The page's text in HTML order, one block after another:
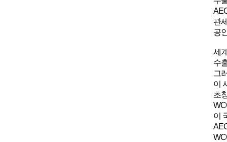
관
공
세
수
그
이
초
이